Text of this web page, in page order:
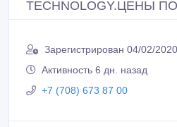
TECHNOLOGY.ЦЕНЫ
Зарегистрирован 04/02/2020
Активность 6 дн. назад
+7 (708) 673 87 00